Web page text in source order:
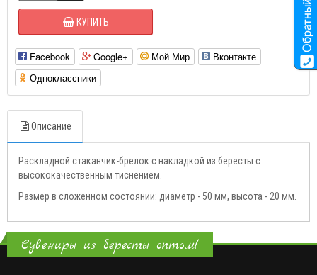
КУПИТЬ
Facebook Google+ Мой Мир
Вконтакте
Одноклассники
Описание
Раскладной стаканчик-брелок с накладкой из бересты с
высококачественным тиснением.
Размер в сложенном состоянии: диаметр - 50 мм, высота - 20 мм.
Сувениры из бересты оптом!